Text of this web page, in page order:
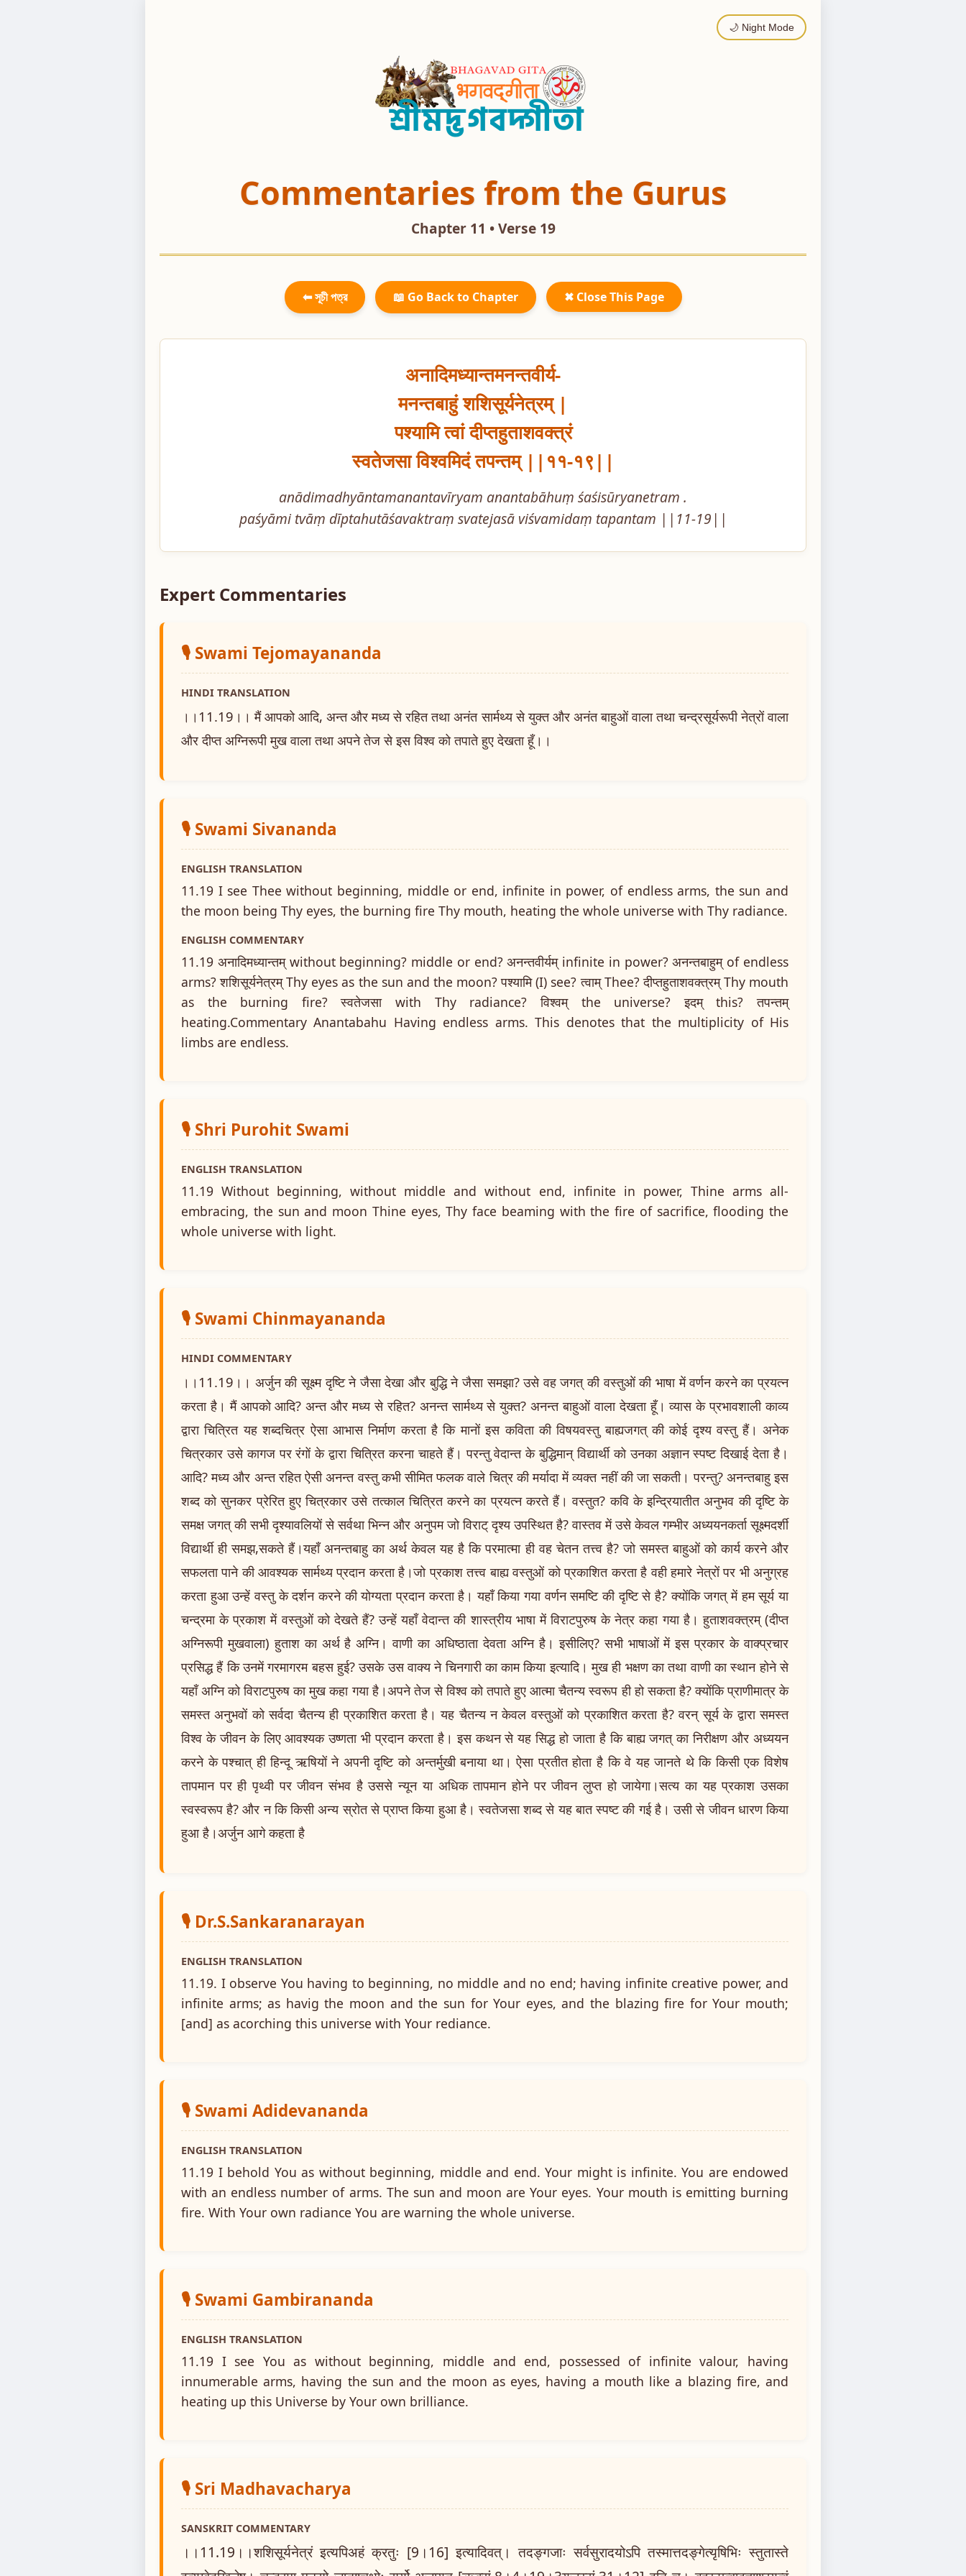
🌙 Night Mode
Commentaries from the Gurus
Chapter 11 • Verse 19
⬅ সূচী পত্র 📖 Go Back to Chapter ✖ Close This Page
अनादिमध्यान्तमनन्तवीर्य-
मनन्तबाहुं शशिसूर्यनेत्रम् |
पश्यामि त्वां दीप्तहुताशवक्त्रं
स्वतेजसा विश्वमिदं तपन्तम् ||११-१९||
anādimadhyāntamanantavīryam anantabāhuṃ śaśisūryanetram .
paśyāmi tvāṃ dīptahutāśavaktraṃ svatejasā viśvamidaṃ tapantam ||11-19||
Expert Commentaries
🎙️ Swami Tejomayananda
HINDI TRANSLATION
।।11.19।। मैं आपको आदि, अन्त और मध्य से रहित तथा अनंत सार्मथ्य से युक्त और अनंत बाहुओं वाला तथा चन्द्रसूर्यरूपी नेत्रों वाला
और दीप्त अग्निरूपी मुख वाला तथा अपने तेज से इस विश्व को तपाते हुए देखता हूँ।।
🎙️ Swami Sivananda
ENGLISH TRANSLATION
11.19 I see Thee without beginning, middle or end, infinite in power, of endless arms, the sun and
the moon being Thy eyes, the burning fire Thy mouth, heating the whole universe with Thy radiance.
ENGLISH COMMENTARY
11.19 अनादिमध्यान्तम् without beginning? middle or end? अनन्तवीर्यम् infinite in power? अनन्तबाहुम् of endless
arms? शशिसूर्यनेत्रम् Thy eyes as the sun and the moon? पश्यामि (I) see? त्वाम् Thee? दीप्तहुताशवक्त्रम् Thy mouth
as the burning fire? स्वतेजसा with Thy radiance? विश्वम् the universe? इदम् this? तपन्तम्
heating.Commentary Anantabahu Having endless arms. This denotes that the multiplicity of His
limbs are endless.
🎙️ Shri Purohit Swami
ENGLISH TRANSLATION
11.19 Without beginning, without middle and without end, infinite in power, Thine arms all-
embracing, the sun and moon Thine eyes, Thy face beaming with the fire of sacrifice, flooding the
whole universe with light.
🎙️ Swami Chinmayananda
HINDI COMMENTARY
।।11.19।। अर्जुन की सूक्ष्म दृष्टि ने जैसा देखा और बुद्धि ने जैसा समझा? उसे वह जगत् की वस्तुओं की भाषा में वर्णन करने का प्रयत्न
करता है। मैं आपको आदि? अन्त और मध्य से रहित? अनन्त सार्मथ्य से युक्त? अनन्त बाहुओं वाला देखता हूँ। व्यास के प्रभावशाली काव्य
द्वारा चित्रित यह शब्दचित्र ऐसा आभास निर्माण करता है कि मानों इस कविता की विषयवस्तु बाह्यजगत् की कोई दृश्य वस्तु हैं। अनेक
चित्रकार उसे कागज पर रंगों के द्वारा चित्रित करना चाहते हैं। परन्तु वेदान्त के बुद्धिमान् विद्यार्थी को उनका अज्ञान स्पष्ट दिखाई देता है।
आदि? मध्य और अन्त रहित ऐसी अनन्त वस्तु कभी सीमित फलक वाले चित्र की मर्यादा में व्यक्त नहीं की जा सकती। परन्तु? अनन्तबाहु इस
शब्द को सुनकर प्रेरित हुए चित्रकार उसे तत्काल चित्रित करने का प्रयत्न करते हैं। वस्तुत? कवि के इन्द्रियातीत अनुभव की दृष्टि के
समक्ष जगत् की सभी दृश्यावलियों से सर्वथा भिन्न और अनुपम जो विराट् दृश्य उपस्थित है? वास्तव में उसे केवल गम्भीर अध्ययनकर्ता सूक्ष्मदर्शी
विद्यार्थी ही समझ,सकते हैं।यहाँ अनन्तबाहु का अर्थ केवल यह है कि परमात्मा ही वह चेतन तत्त्व है? जो समस्त बाहुओं को कार्य करने और
सफलता पाने की आवश्यक सार्मथ्य प्रदान करता है।जो प्रकाश तत्त्व बाह्य वस्तुओं को प्रकाशित करता है वही हमारे नेत्रों पर भी अनुग्रह
करता हुआ उन्हें वस्तु के दर्शन करने की योग्यता प्रदान करता है। यहाँ किया गया वर्णन समष्टि की दृष्टि से है? क्योंकि जगत् में हम सूर्य या
चन्द्रमा के प्रकाश में वस्तुओं को देखते हैं? उन्हें यहाँ वेदान्त की शास्त्रीय भाषा में विराटपुरुष के नेत्र कहा गया है। हुताशवक्त्रम् (दीप्त
अग्निरूपी मुखवाला) हुताश का अर्थ है अग्नि। वाणी का अधिष्ठाता देवता अग्नि है। इसीलिए? सभी भाषाओं में इस प्रकार के वाक्प्रचार
प्रसिद्ध हैं कि उनमें गरमागरम बहस हुई? उसके उस वाक्य ने चिनगारी का काम किया इत्यादि। मुख ही भक्षण का तथा वाणी का स्थान होने से
यहाँ अग्नि को विराटपुरुष का मुख कहा गया है।अपने तेज से विश्व को तपाते हुए आत्मा चैतन्य स्वरूप ही हो सकता है? क्योंकि प्राणीमात्र के
समस्त अनुभवों को सर्वदा चैतन्य ही प्रकाशित करता है। यह चैतन्य न केवल वस्तुओं को प्रकाशित करता है? वरन् सूर्य के द्वारा समस्त
विश्व के जीवन के लिए आवश्यक उष्णता भी प्रदान करता है। इस कथन से यह सिद्ध हो जाता है कि बाह्य जगत् का निरीक्षण और अध्ययन
करने के पश्चात् ही हिन्दू ऋषियों ने अपनी दृष्टि को अन्तर्मुखी बनाया था। ऐसा प्रतीत होता है कि वे यह जानते थे कि किसी एक विशेष
तापमान पर ही पृथ्वी पर जीवन संभव है उससे न्यून या अधिक तापमान होने पर जीवन लुप्त हो जायेगा।सत्य का यह प्रकाश उसका
स्वस्वरूप है? और न कि किसी अन्य स्रोत से प्राप्त किया हुआ है। स्वतेजसा शब्द से यह बात स्पष्ट की गई है। उसी से जीवन धारण किया
हुआ है।अर्जुन आगे कहता है
🎙️ Dr.S.Sankaranarayan
ENGLISH TRANSLATION
11.19. I observe You having to beginning, no middle and no end; having infinite creative power, and
infinite arms; as havig the moon and the sun for Your eyes, and the blazing fire for Your mouth;
[and] as acorching this universe with Your rediance.
🎙️ Swami Adidevananda
ENGLISH TRANSLATION
11.19 I behold You as without beginning, middle and end. Your might is infinite. You are endowed
with an endless number of arms. The sun and moon are Your eyes. Your mouth is emitting burning
fire. With Your own radiance You are warning the whole universe.
🎙️ Swami Gambirananda
ENGLISH TRANSLATION
11.19 I see You as without beginning, middle and end, possessed of infinite valour, having
innumerable arms, having the sun and the moon as eyes, having a mouth like a blazing fire, and
heating up this Universe by Your own brilliance.
🎙️ Sri Madhavacharya
SANSKRIT COMMENTARY
।।11.19।।शशिसूर्यनेत्रं इत्यपिअहं क्रतुः [9।16] इत्यादिवत्। तदङ्गजाः सर्वसुरादयोऽपि तस्मात्तदङ्गेत्यृषिभिः स्तुतास्ते